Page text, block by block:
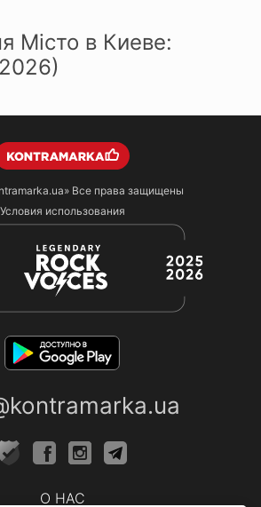
Місто в Киеве:
Все права защищены
Условия использования
О НАС